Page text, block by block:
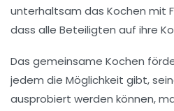
unterhaltsam das Kochen mit
dass alle Beteiligten auf ihre
Das gemeinsame Kochen
jedem die Möglichkeit gibt,
ausprobiert werden können,